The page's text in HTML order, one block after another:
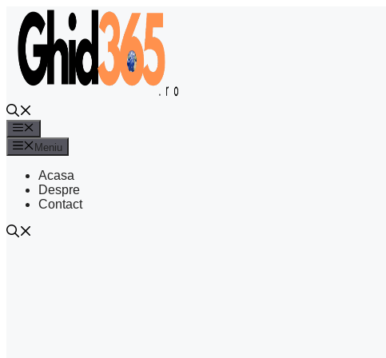
Sari
conținut
Meniu
Acasa
Despre
Contact